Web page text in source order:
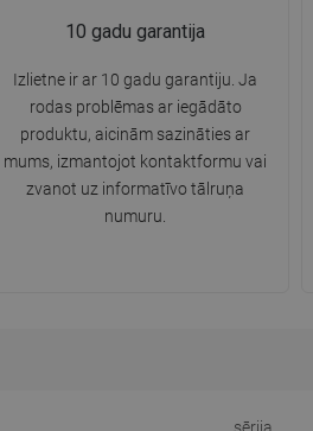
10 gadu garantija
Izlietne ir ar 10 gadu garantiju. Ja
rodas problēmas ar iegādāto
produktu, aicinām sazināties ar
mums, izmantojot kontaktformu vai
zvanot uz informatīvo tālruņa
numuru.